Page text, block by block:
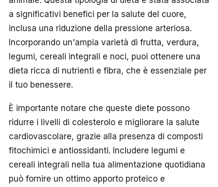
a significativi benefici per la salute del cuore,
inclusa una riduzione della pressione arteriosa.
Incorporando un'ampia varietà di frutta, verdura,
legumi, cereali integrali e noci, puoi ottenere una
dieta ricca di nutrienti e fibra, che è essenziale per
il tuo benessere.
È importante notare che queste diete possono
ridurre i livelli di colesterolo e migliorare la salute
cardiovascolare, grazie alla presenza di composti
fitochimici e antiossidanti. Includere legumi e
cereali integrali nella tua alimentazione quotidiana
può fornire un ottimo apporto proteico e